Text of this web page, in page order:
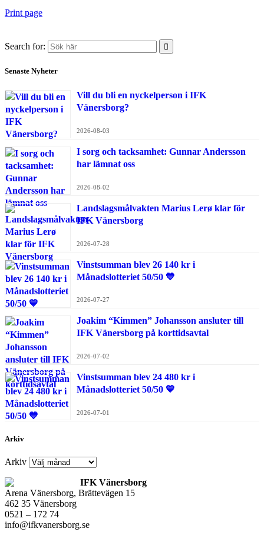
Print page
Search for:
Senaste Nyheter
Vill du bli en nyckelperson i IFK
Vänersborg?
2026-08-03
I sorg och tacksamhet: Gunnar Andersson
har lämnat oss
2026-08-02
Landslagsmålvakten Marius Lerø klar för
IFK Vänersborg
2026-07-28
Vinstsumman blev 26 140 kr i
Månadslotteriet 50/50 💙
2026-07-27
Joakim “Kimmen” Johansson ansluter till
IFK Vänersborg på korttidsavtal
2026-07-02
Vinstsumman blev 24 480 kr i
Månadslotteriet 50/50 💙
2026-07-01
Arkiv
Arkiv
IFK Vänersborg
Arena Vänersborg, Brättevägen 15
462 35 Vänersborg
0521 – 172 74
info@ifkvanersborg.se